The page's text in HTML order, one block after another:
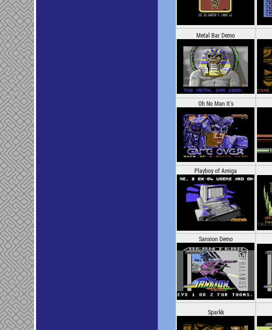
Metal Bar Demo
Oh No Man It's
Playboy of Amiga
Sanxion Demo
Sparkk